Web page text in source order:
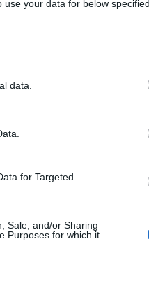
your data for below
data.
for Targeted
Sale, and/or Sharing
Purposes for which it
στην «επίσημη
δύσκολος, αλλά
του ΟΠΑΠ, οι
ολόψυχα ό,τι καλύτερο
Μπάσκετ[/caption]
για πρώτη φορά
μία ολόκληρη
Στόχος της
επισφραγίζοντας,